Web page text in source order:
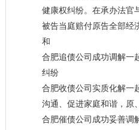
健康权纠纷。在承办法官
被告当庭赔付原告全部经
和
合肥追债公司成功调解一
纠纷
合肥收债公司实质化解一
沟通、促进家庭和谐，原
合肥催债公司成功妥善调